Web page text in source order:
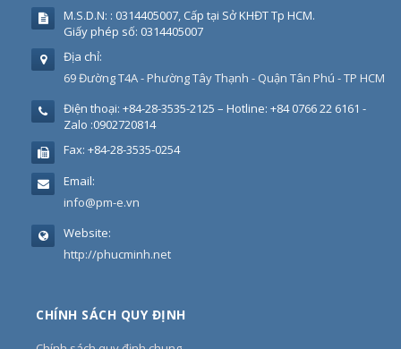
M.S.D.N: : 0314405007, Cấp tại Sở KHĐT Tp HCM.
Giấy phép số: 0314405007
Địa chỉ:
69 Đường T4A - Phường Tây Thạnh - Quận Tân Phú - TP HCM
Điện thoại: +84-28-3535-2125 – Hotline: +84 0766 22 6161 -
Zalo :0902720814
Fax: +84-28-3535-0254
Email:
info@pm-e.vn
Website:
http://phucminh.net
CHÍNH SÁCH QUY ĐỊNH